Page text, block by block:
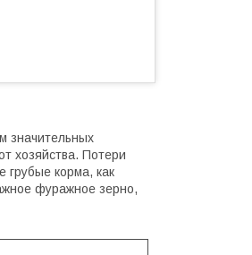
значительных
хозяйства. Потери
грубые корма, как
фуражное зерно,